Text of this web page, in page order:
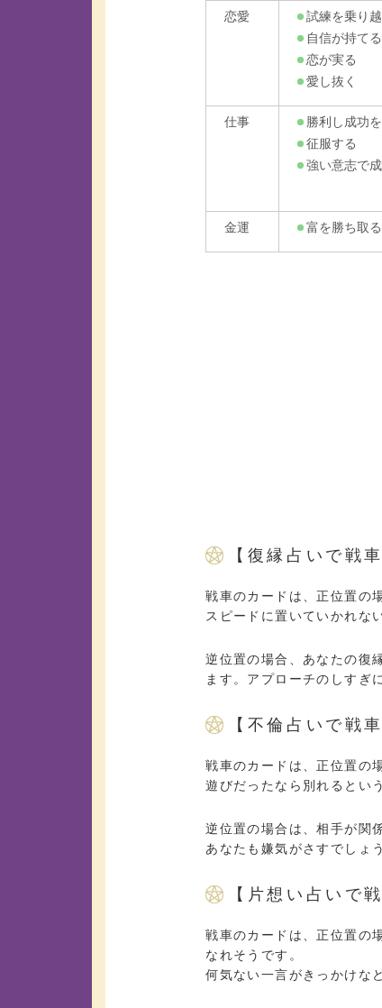
恋愛
試練を乗り
自信が持てる
恋が実る
愛し抜く
仕事
勝利し成功
征服する
強い意志で
金運 富を勝ち取る
【復縁占いで戦
戦車のカードは、正位置の
スピードに置いていかれな
逆位置の場合、あなたの復
ます。アプローチのしすぎ
【不倫占いで戦
戦車のカードは、正位置の
遊びだったなら別れるとい
逆位置の場合は、相手が関
あなたも嫌気がさすでしょう
【片想い占いで
戦車のカードは、正位置の
なれそうです。
何気ない一言がきっかけな